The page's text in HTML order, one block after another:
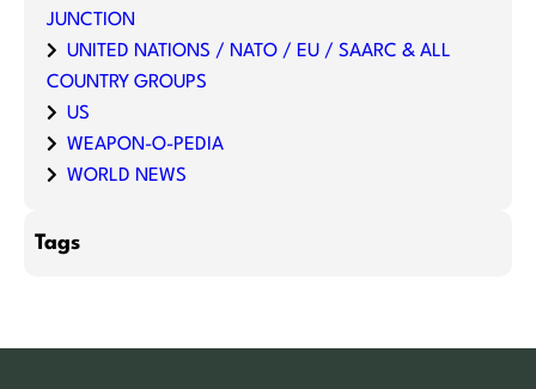
JUNCTION
UNITED NATIONS / NATO / EU / SAARC & ALL
COUNTRY GROUPS
US
WEAPON-O-PEDIA
WORLD NEWS
Tags